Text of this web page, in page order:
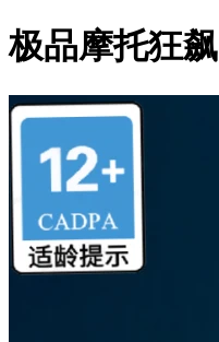
极品摩托狂飙